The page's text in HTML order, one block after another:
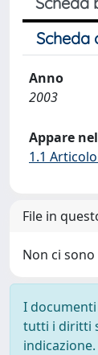
Scheda
Anno
2003
Appare
1.1
File in
Non ci
I
tutti i diritti
indicazione.